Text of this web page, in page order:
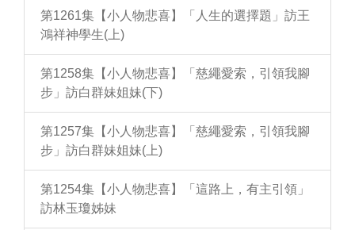
第1261集【小人物悲喜】「人生的選擇題」訪王
鴻祥神學生(上)
第1258集【小人物悲喜】「慈繩愛索，引領我腳
步」訪白群妹姐妹(下)
第1257集【小人物悲喜】「慈繩愛索，引領我腳
步」訪白群妹姐妹(上)
第1254集【小人物悲喜】「這路上，有主引領」
訪林玉瓊姊妹